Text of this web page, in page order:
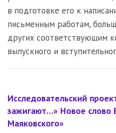
в подготовке его к
письменным работам,
других соответствующим
выпускного и
Исследовательский
зажигают…» Новое слово
Маяковского»